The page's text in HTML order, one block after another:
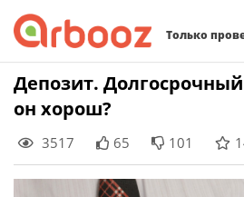
Только
Skip
to
content
Депозит.
он хорош?
3517 65 101
Найти: